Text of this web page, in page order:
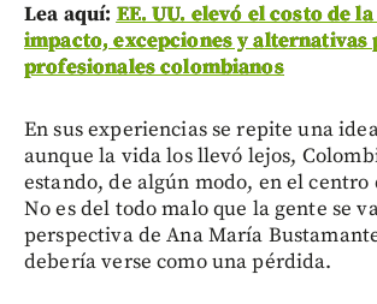
Lea aquí:EE. UU. elevó el costo de
impacto, excepciones y alternativas
profesionales colombianos
En sus experiencias se repite una
aunque la vida los llevó lejos,
estando, de algún modo, en el centro
No es del todo malo que la gente se
perspectiva de Ana María
debería verse como una pérdida.